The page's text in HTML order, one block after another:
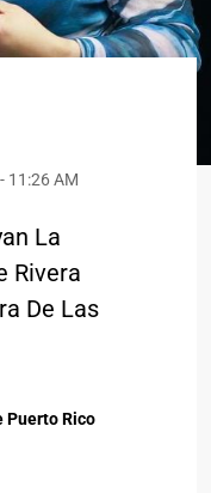
11:26 AM
La
Rivera
De Las
Puerto Rico